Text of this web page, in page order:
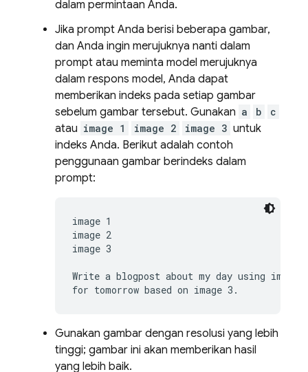
dalam permintaan Anda.
Jika prompt Anda berisi beberapa gambar,
dan Anda ingin merujuknya nanti dalam
prompt atau meminta model merujuknya
dalam respons model, Anda dapat
memberikan indeks pada setiap gambar
sebelum gambar tersebut. Gunakan a b c
atau image 1 image 2 image 3 untuk
indeks Anda. Berikut adalah contoh
penggunaan gambar berindeks dalam
prompt:
image 1
image 2
image 3
Write a blogpost about my day using image
for tomorrow based on image 3.
Gunakan gambar dengan resolusi yang lebih
tinggi; gambar ini akan memberikan hasil
yang lebih baik.